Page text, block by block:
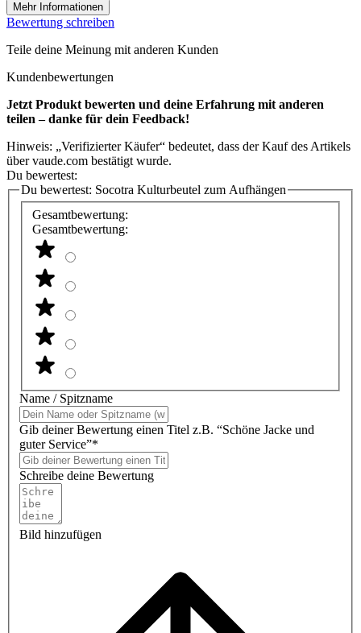
Mehr Informationen
Bewertung schreiben
Teile deine Meinung mit anderen Kunden
Kundenbewertungen
Jetzt Produkt bewerten und deine Erfahrung mit anderen
teilen – danke für dein Feedback!
Hinweis: „Verifizierter Käufer“ bedeutet, dass der Kauf des Artikels
über vaude.com bestätigt wurde.
Du bewertest:
Du bewertest: Socotra Kulturbeutel zum Aufhängen
Gesamtbewertung:
Gesamtbewertung:
Name / Spitzname
Gib deiner Bewertung einen Titel z.B. “Schöne Jacke und
guter Service”*
Schreibe deine Bewertung
Bild hinzufügen